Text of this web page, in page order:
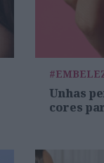
Unhas
cores